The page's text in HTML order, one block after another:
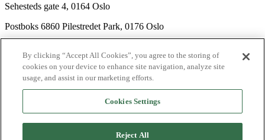
Sehesteds gate 4, 0164 Oslo
Postboks 6860 Pilestredet Park, 0176 Oslo
Nyhetsbrev
Ledige stillinger
Send inn manus
By clicking “Accept All Cookies”, you agree to the storing of
cookies on your device to enhance site navigation, analyze site
usage, and assist in our marketing efforts.
Cookies Settings
Reject All